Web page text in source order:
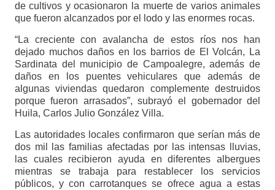
de cultivos y ocasionaron la muerte de varios animales
que fueron alcanzados por el lodo y las enormes rocas.
“La creciente con avalancha de estos ríos nos han
dejado muchos daños en los barrios de El Volcán, La
Sardinata del municipio de Campoalegre, además de
daños en los puentes vehiculares que además de
algunas viviendas quedaron complemente destruidos
porque fueron arrasados”, subrayó el gobernador del
Huila, Carlos Julio González Villa.
Las autoridades locales confirmaron que serían más de
dos mil las familias afectadas por las intensas lluvias,
las cuales recibieron ayuda en diferentes albergues
mientras se trabaja para restablecer los servicios
públicos, y con carrotanques se ofrece agua a estas